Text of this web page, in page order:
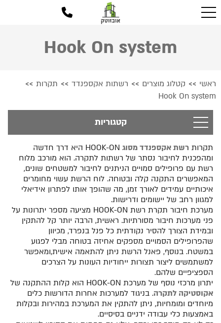
Hook On system
ראשי >> קטלוג מוצרים >> רשתות אקספנדד >> תקרות >>
Hook On system
קטגוריות
תקרות רשת אקספנדד מסוג
HOOK-ON היא דרך חדשה
ומהפכנית לחיבור נסתר של רשתות לתקרה. הוא מורכב מלוח
רשת עם פרופילים סמויים הניתנים לחיבור למשטחים שונים,
המאפשרים התקנה קלה ובטוחה. לוח הרשת עשוי מחומרים
איכותיים עמידים לאורך זמן, מה שהופך אותו לפתרון אידיאלי
למגוון רחב של יישומים ודרישות.
מערכת חיבור תקרת רשת HOOK-ON מציעה מספר יתרונות על
פני מערכות חיבור מסורתיות. ראשית, הרבה יותר קל להתקין
ובמידת הצורך להסיר נקודתית כל פנל בנפרד, מכיוון
שהפרופילים הסמויים מספקים אחיזה בטוחה מבלי לפגוע
במשטח. בנוסף, פאנל הרשת ניתן להתאמה אישית,ומאפשר
למשתמשים ליצור תצורות ייחודיות העונות על הצרכים
הספציפיים שלהם.
יתרון מרכזי נוסף של מערכת HOOK-ON הוא קלות ההתקנה של
אקוסטיקה לתקרה. בניגוד למערכות אחרות הדורשות כלים
מיוחדים ומומחיות, ניתן להתקין את המערכת במהירות ובקלות
באמצעות כלי עבודה ידניים בסיסיים.